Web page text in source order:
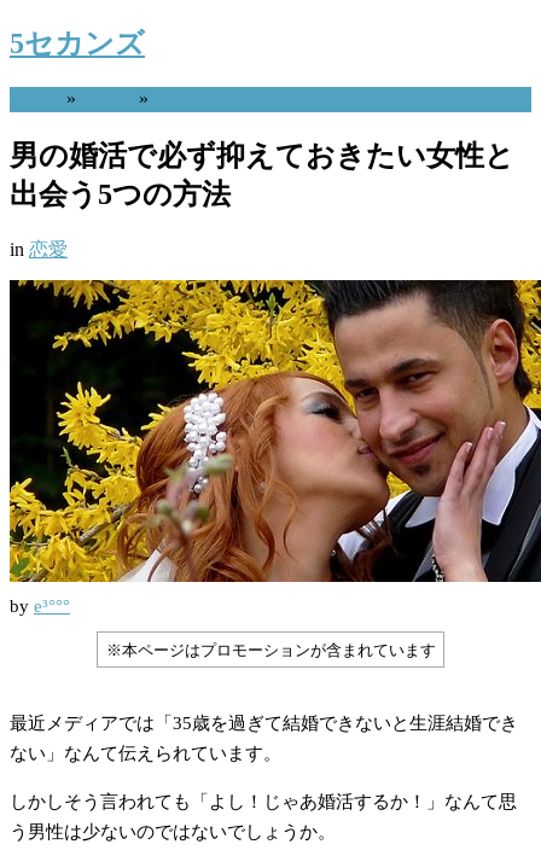
5セカンズ
» »
男の婚活で必ず抑えておきたい女性と
出会う5つの方法
in 恋愛
by e³°°°
※本ページはプロモーションが含まれています
最近メディアでは「35歳を過ぎて結婚できないと生涯結婚でき
ない」なんて伝えられています。
しかしそう言われても「よし！じゃあ婚活するか！」なんて思
う男性は少ないのではないでしょうか。